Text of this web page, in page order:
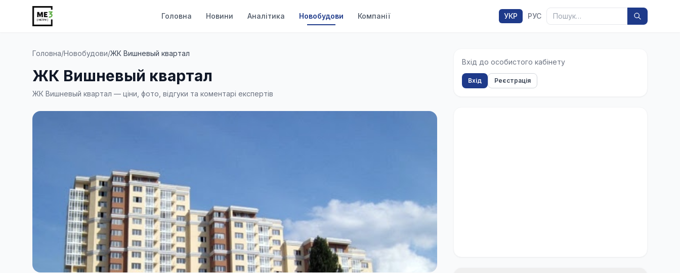
Головна Новини Аналітика Новобудови Компанії УКР РУС Пошук
Головна/Новобудови/ЖК Вишневый квартал
ЖК Вишневый квартал
ЖК Вишневый квартал — ціни, фото, відгуки та коментарі експертів
Вхід до особистого кабінету
Вхід Реєстрація